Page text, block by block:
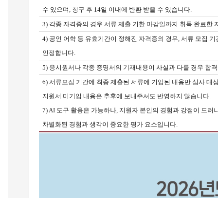
수 있으며, 청구 후 14일 이내에 반환 받을 수 있습니다.
3) 각종 자격증의 경우 서류 제출 기한 마감일까지 취득 완료한
4) 공인 어학 등 유효기간이 정해진 자격증의 경우, 서류 모집
인정합니다.
5) 응시원서나 각종 증명서의 기재내용이 사실과 다를 경우 합
6) 서류모집 기간에 최종 제출된 서류에 기입된 내용만 심사 대
지원서 미기입 내용은 추후에 보내주셔도 반영하지 않습니다.
7) AI 도구 활용은 가능하나, 지원자 본인의 경험과 강점이 드
차별화된 경험과 생각이 중요한 평가 요소입니다.